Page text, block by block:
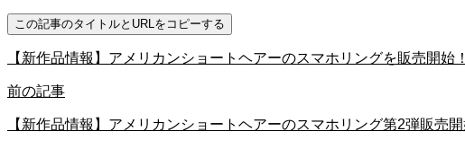
この記事のタイトルとURLをコピーする
【新作品情報】アメリカンショートヘアーのスマホリングを販売開始
前の記事
【新作品情報】アメリカンショートヘアーのスマホリング第2弾販売開